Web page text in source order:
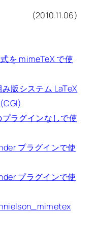
(2010.11.06)
を mimeTeX で使
版システム LaTeX
ラグインなしで使
プラグインで使
プラグインで使